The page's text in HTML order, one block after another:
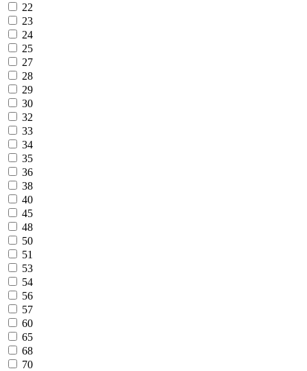
22
23
24
25
27
28
29
30
32
33
34
35
36
38
40
45
48
50
51
53
54
56
57
60
65
68
70